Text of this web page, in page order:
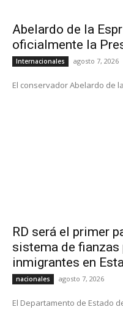
Abelardo de la
oficialmente la
Internacionales agosto 7, 2026
El conservador Abelardo de
RD será el primer
sistema de fianzas
inmigrantes en
nacionales agosto 7, 2026
El Departamento de Estado